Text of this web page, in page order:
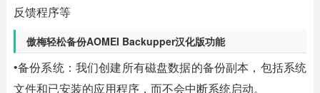
反馈程序等
傲梅轻松备份AOMEI Backupper汉化版功能
•备份系统：我们创建所有磁盘数据的备份副本，包括系统
文件和已安装的应用程序，而不会中断系统启动。